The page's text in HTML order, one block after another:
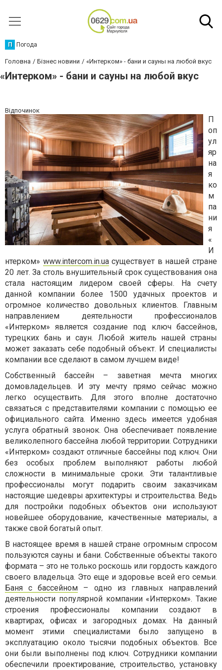
П Погода
Головна Бізнес новини «Интерком» - бани и сауны на любой вкус
«Интерком» - бани и сауны на любой вкус
Відпочинок
П
оп
ул
яр
на
я
ко
м
па
ни
я
«
И
нтерком» www.intercom.in.uaсуществует в нашей стране
20 лет. За столь внушительный срок существования она
стала настоящим лидером своей сферы. На счету
данной компании более 1500 удачных проектов и
огромное количество довольных клиентов. Главным
направлением деятельности профессионалов
«Интерком» является создание под ключ бассейнов,
турецких бань и саун. Любой житель нашей страны
может заказать себе подобный объект. И специалисты
компании все сделают в самом лучшем виде!
Собственный бассейн – заветная мечта многих
домовладельцев. И эту мечту прямо сейчас можно
легко осуществить. Для этого вполне достаточно
связаться с представителями компании с помощью ее
официального сайта. Именно здесь имеется удобная
услуга обратный звонок. Она обеспечивает появление
великолепного бассейна любой территории. Сотрудники
«Интерком» создают отличные бассейны под ключ. Они
без особых проблем выполняют работы любой
сложности в минимальные сроки. Эти талантливые
профессионалы могут подарить своим заказчикам
настоящие шедевры архитектуры и строительства. Ведь
для постройки подобных объектов они используют
новейшее оборудование, качественные материалы, а
также свой богатый опыт.
В настоящее время в нашей стране огромным спросом
пользуются сауны и бани. Собственные объекты такого
формата – это не только роскошь или гордость каждого
своего владельца. Это еще и здоровье всей его семьи.
Баня с бассейном – одно из главных направлений
деятельности популярной компании «Интерком». Такие
строения профессионалы компании создают в
квартирах, офисах и загородных домах. На данный
момент этими специалистами было запущено в
эксплуатацию около тысячи подобных объектов. Все
они были выполнены под ключ. Сотрудники компании
обеспечили проектирование, строительство, установку